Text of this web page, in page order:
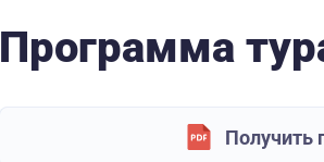
Программа
Получить